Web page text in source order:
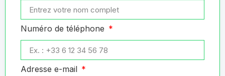
Numéro de téléphone
Adresse e-mail